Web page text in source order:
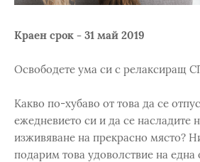
Краен срок - 31 май 2019
Освободете ума си с релаксиращ
Какво по-хубаво от това да се
ежедневието си и да се насладите
изживяване на прекрасно място?
подарим това удоволствие на една